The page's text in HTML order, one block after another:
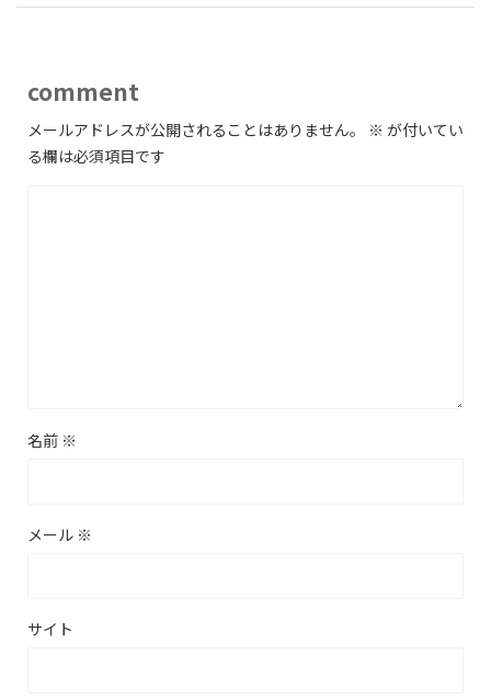
comment
メールアドレスが公開されることはありません。 ※ が付いてい
る欄は必須項目です
名前 ※
メール ※
サイト